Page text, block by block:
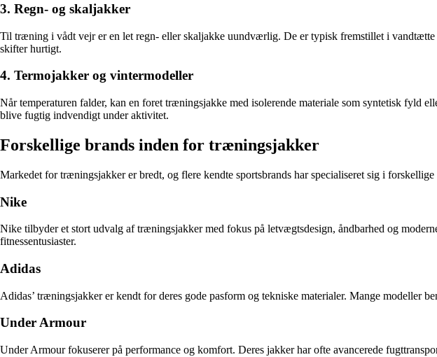
3. Regn- og skaljakker
Til træning i vådt vejr er en let regn- eller skaljakke uundværlig. De er typisk fremstillet i
skifter hurtigt.
4. Termojakker og vintermodeller
Når temperaturen falder, kan en foret træningsjakke med isolerende materiale som syntetisk fyld
blive fugtig indvendigt under aktivitet.
Forskellige brands inden for træningsjakker
Markedet for træningsjakker er bredt, og flere kendte sportsbrands har specialiseret sig i
Nike
Nike tilbyder et stort udvalg af træningsjakker med fokus på letvægtsdesign, åndbarhed og
fitnessentusiaster.
Adidas
Adidas’ træningsjakker er kendt for deres gode pasform og tekniske materialer. Mange modeller
Under Armour
Under Armour fokuserer på performance og komfort. Deres jakker har ofte avancerede